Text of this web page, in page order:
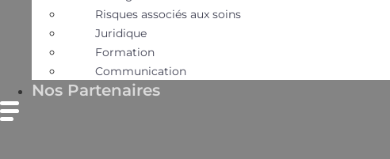
Risques associés aux soins
Juridique
Formation
Communication
Nos Partenaires